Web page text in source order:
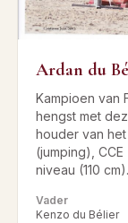
Ardan du
Kampioen van
hengst met
houder van
(jumping),
niveau (110 cm).
Vader
Kenzo du Bélier